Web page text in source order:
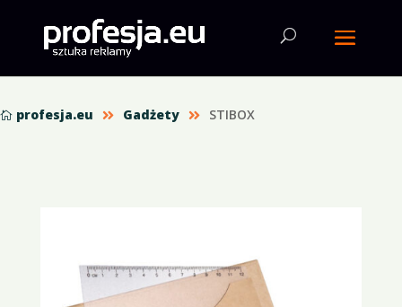
 profesja.eu  Gadżety  STIBOX